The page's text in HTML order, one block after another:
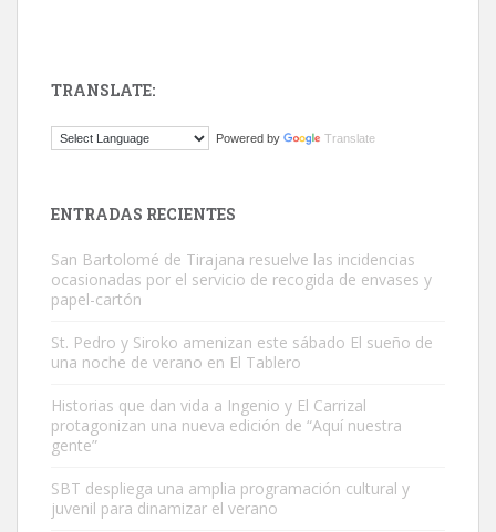
El ayuntamiento se va a llevar a Los Gatos callejeros de la zona los
Este gato macho ha aparecido en la calle hace menos de un mes,
es muy manso y extremadamente cari...
Leales.org » Gran Canaria
TRANSLATE:
Powered by Translate
ENTRADAS RECIENTES
San Bartolomé de Tirajana resuelve las incidencias
ocasionadas por el servicio de recogida de envases y
papel-cartón
St. Pedro y Siroko amenizan este sábado El sueño de
una noche de verano en El Tablero
Historias que dan vida a Ingenio y El Carrizal
protagonizan una nueva edición de “Aquí nuestra
gente”
SBT despliega una amplia programación cultural y
juvenil para dinamizar el verano